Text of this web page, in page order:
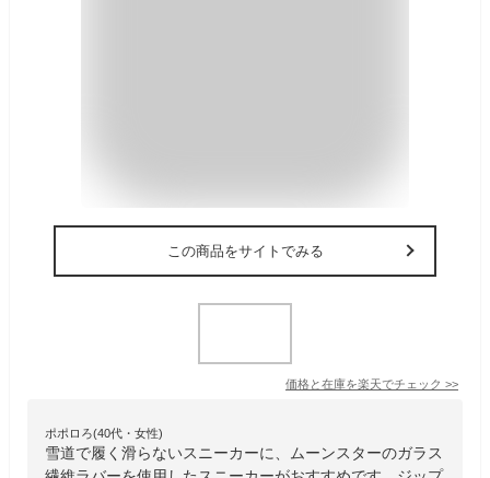
この商品をサイトでみる
価格と在庫を楽天でチェック >>
ポポロろ(40代・女性)
雪道で履く滑らないスニーカーに、ムーンスターのガラス